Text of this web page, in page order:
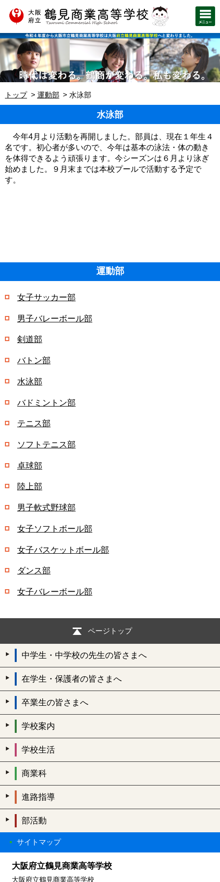
トップ 運動部 水泳部
水泳部
今年4月より活動を再開しました。部員は、現在１年生４
名です。初心者が多いので、今年は基本の泳法・体の動き
を体得できるよう頑張ります。今シーズンは６月より泳ぎ
始めました。９月末までは本校プールで活動する予定で
す。
運動部
女子サッカー部
男子バレーボール部
剣道部
バトン部
水泳部
バドミントン部
テニス部
ソフトテニス部
卓球部
陸上部
男子軟式野球部
女子ソフトボール部
女子バスケットボール部
ダンス部
女子バレーボール部
ページトップ
中学生・中学校の先生の皆さまへ
在学生・保護者の皆さまへ
卒業生の皆さまへ
学校案内
学校生活
商業科
進路指導
部活動
サイトマップ
大阪府立鶴見商業高等学校
大阪府立鶴見商業高等学校